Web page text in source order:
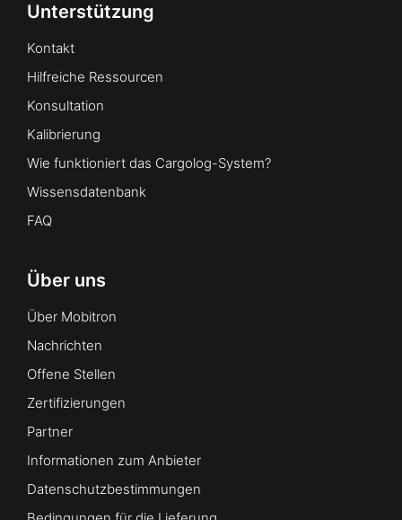
Unterstützung
Kontakt
Hilfreiche Ressourcen
Konsultation
Kalibrierung
Wie funktioniert das Cargolog-System?
Wissensdatenbank
FAQ
Über uns
Über Mobitron
Nachrichten
Offene Stellen
Zertifizierungen
Partner
Informationen zum Anbieter
Datenschutzbestimmungen